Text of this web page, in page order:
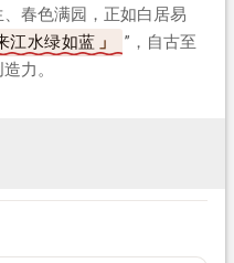
春色满园，正如白居易
江水绿如蓝
”，自古至
力。